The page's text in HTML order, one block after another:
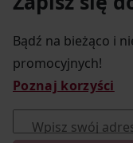
Bądź na bieżąco i
promocyjnych!
Poznaj korzyści
Wpisz swój